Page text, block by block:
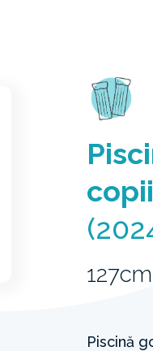
Piscină